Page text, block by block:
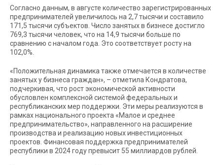
Согласно данным, в августе количество зарегистрированных
предпринимателей увеличилось на 2,7 тысячи и составило
171,5 тысячи субъектов. Число занятых в бизнесе достигло
769,3 тысячи человек, что на 14,9 тысячи больше по
сравнению с началом года. Это соответствует росту на
102,0%.
«Положительная динамика также отмечается в количестве
занятых у бизнеса граждан», – отметила Кондратова,
подчеркивая, что рост экономической активности
обусловлен комплексной системой федеральных и
республиканских мер поддержки. Эти меры реализуются в
рамках национального проекта «Малое и среднее
предпринимательство», направленного на расширение
производства и реализацию новых инвестиционных
проектов. Финансовая поддержка предпринимателей
республики в 2024 году превысит 55 миллиардов рублей.